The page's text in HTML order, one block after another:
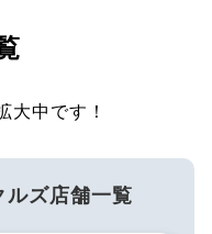
大中です！
ルズ店舗一覧